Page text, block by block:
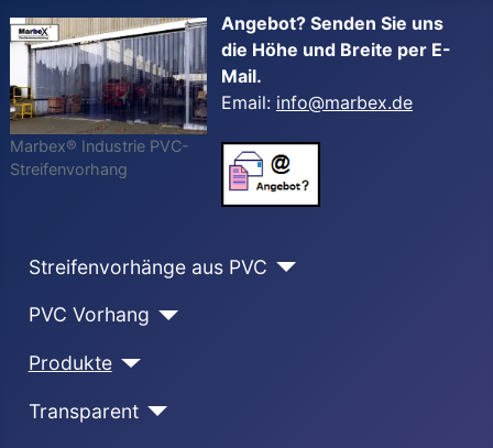
Marbex® Industrie PVC-
Streifenvorhang
Angebot? Senden Sie uns
die Höhe und Breite per E-
Mail.
Email: info@marbex.de
Streifenvorhänge aus PVC
PVC Vorhang
Produkte
Transparent